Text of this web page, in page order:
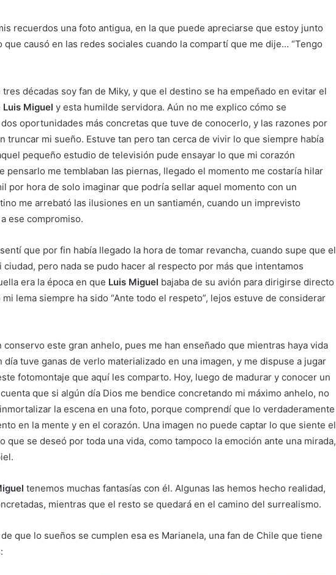
recuerdos una foto antigua, en la que puede apreciarse que estoy junto
que causó en las redes sociales cuando la compartí que me dije… “Tengo
décadas soy fan de Miky, y que el destino se ha empeñado en evitar el
Luis Miguel y esta humilde servidora. Aún no me explico cómo se
oportunidades más concretas que tuve de conocerlo, y las razones por
truncar mi sueño. Estuve tan pero tan cerca de vivir lo que siempre había
pequeño estudio de televisión pude ensayar lo que mi corazón
pensarlo me temblaban las piernas, llegado el momento me costaría hilar
por hora de solo imaginar que podría sellar aquel momento con un
me arrebató las ilusiones en un santiamén, cuando un imprevisto
ese compromiso.
que por fin había llegado la hora de tomar revancha, cuando supe que el
ciudad, pero nada se pudo hacer al respecto por más que intentamos
era la época en que Luis Miguel bajaba de su avión para dirigirse directo
lema siempre ha sido “Ante todo el respeto”, lejos estuve de considerar
este gran anhelo, pues me han enseñado que mientras haya vida
día tuve ganas de verlo materializado en una imagen, y me dispuse a jugar
fotomontaje que aquí les comparto. Hoy, luego de madurar y conocer un
que si algún día Dios me bendice concretando mi máximo anhelo, no
la escena en una foto, porque comprendí que lo verdaderamente
en la mente y en el corazón. Una imagen no puede captar lo que siente el
que se deseó por toda una vida, como tampoco la emoción ante una mirada,
tenemos muchas fantasías con él. Algunas las hemos hecho realidad,
mientras que el resto se quedará en el camino del surrealismo.
que lo sueños se cumplen esa es Marianela, una fan de Chile que tiene